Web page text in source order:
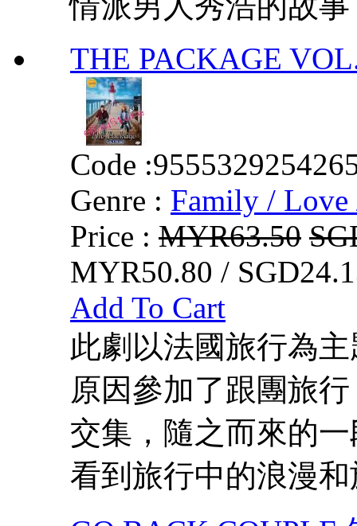
THE PACKAGE
Code :
Genre : Family / Love
Price : MYR63.50
MYR50.80 /
Add To Cart
此劇以法國旅行為
原因參加了跟團旅
交集，隨之而來的
看到旅行中的浪漫